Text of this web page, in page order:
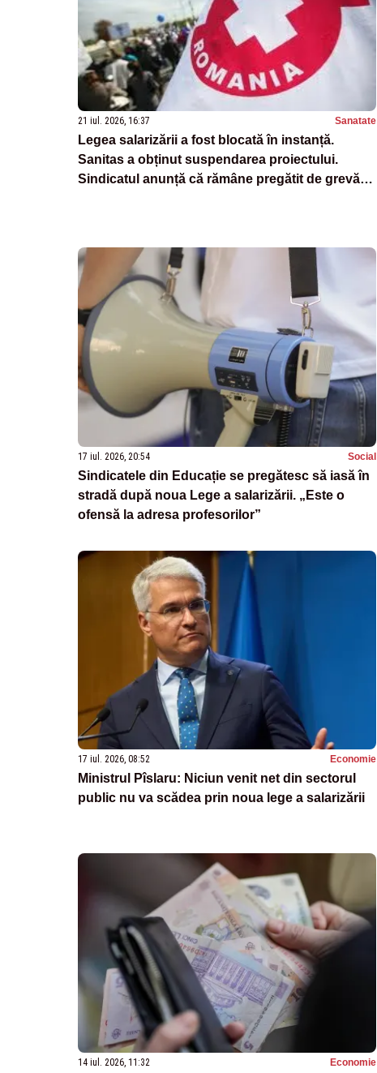
21 iul. 2026, 16:37 Sanatate
Legea salarizării a fost blocată în instanță.
Sanitas a obținut suspendarea proiectului.
Sindicatul anunță că rămâne pregătit de grevă
17 iul. 2026, 20:54 Social
Sindicatele din Educație se pregătesc să iasă în
stradă după noua Lege a salarizării. „Este o
ofensă la adresa profesorilor”
17 iul. 2026, 08:52 Economie
Ministrul Pîslaru: Niciun venit net din sectorul
public nu va scădea prin noua lege a salarizării
14 iul. 2026, 11:32 Economie